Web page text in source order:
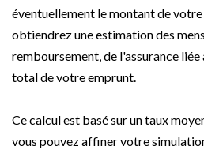
éventuellement le montant de
obtiendrez une estimation des
remboursement, de l'assurance
total de votre emprunt.
Ce calcul est basé sur un taux
vous pouvez affiner votre